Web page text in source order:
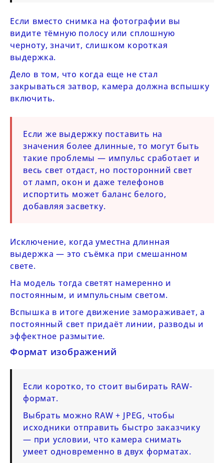
Если вместо снимка на фотографии вы
видите тёмную полосу или сплошную
черноту, значит, слишком короткая
выдержка.
Дело в том, что когда еще не стал
закрываться затвор, камера должна вспышку
включить.
Если же выдержку поставить на
значения более длинные, то могут быть
такие проблемы — импульс сработает и
весь свет отдаст, но посторонний свет
от ламп, окон и даже телефонов
испортить может баланс белого,
добавляя засветку.
Исключение, когда уместна длинная
выдержка — это съёмка при смешанном
свете.
На модель тогда светят намеренно и
постоянным, и импульсным светом.
Вспышка в итоге движение замораживает, а
постоянный свет придаёт линии, разводы и
эффектное размытие.
Формат изображений
Если коротко, то стоит выбирать RAW-
формат.
Выбрать можно RAW + JPEG, чтобы
исходники отправить быстро заказчику
— при условии, что камера снимать
умеет одновременно в двух форматах.